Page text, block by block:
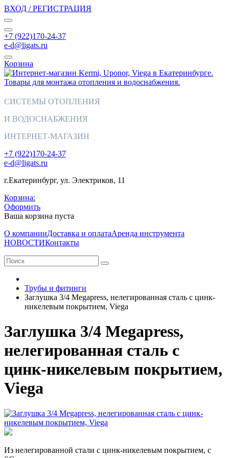
ВХОД / РЕГИСТРАЦИЯ
+7 (922)170-24-37
e-d@ligats.ru
Корзина
СИСТЕМЫ ОТОПЛЕНИЯ
И ВОДОСНАБЖЕНИЯ
ИНТЕРНЕТ-МАГАЗИН
+7 (922)170-24-37
e-d@ligats.ru
г.Екатеринбург, ул. Электриков, 11
Корзина:
Оформить
Ваша корзина пуста
О компанииДоставка и оплатаАренда инструмента
НОВОСТИКонтакты
Трубы и фитинги
Заглушка 3/4 Megapress, нелегированная сталь с цинк-
никелевым покрытием, Viega
Заглушка 3/4 Megapress,
нелегированная сталь с
цинк-никелевым покрытием,
Viega
Из нелегированной стали с цинк-никелевым покрытием, с